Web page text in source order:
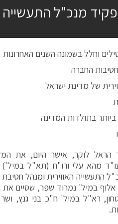
מנכ"ל התעשייה
וחלל בשמונה השנים האחרונות
החברה
של מדינת ישראל
ביותר בתולדות המדינה
הראל לוקר, אישר היום, את
מהא עלי ורו"ח (תא"ל
התעשייה האווירית ומנהל
במיל' נמרוד שפר, שסיים את
הביטחון, רא"ל במיל' ח"כ בני גנץ,